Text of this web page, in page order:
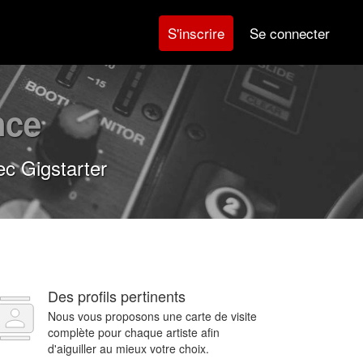
S'inscrire Se connecter
Gigstarter
Des profils pertinents
Nous vous proposons une carte de visite
complète pour chaque artiste afin
d'aiguiller au mieux votre choix.